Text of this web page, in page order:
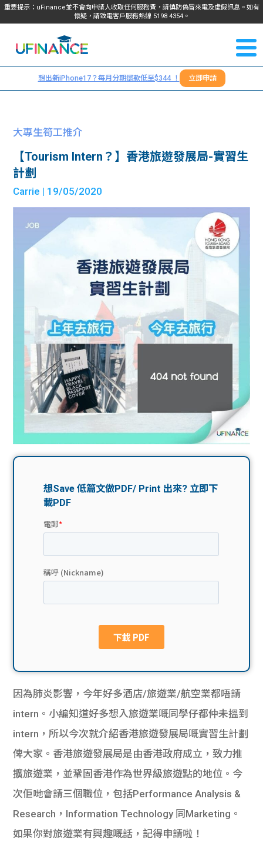
重要提示：uFinance並不會向申請人收取任何服務費，請慎防偽冒來電及虛假訊息。如有
懷疑，請致電客戶服務熱線 5198 4354。
我們
服務
貸款
貸款
計算
機
學生
大學
生學
貸款
網上
私人
貸款
計數
機
資訊
Blog
大專
生筍
工推
Gui
de
ge
校園
Gui
理財
Gui
de
學生
貸款
常見
問題
學生
福利
uFina
nce
校園
贊助
聯絡
我們
們
＋
想出新iPhone17？每月分期還款低至$344 ！ 立即申請
大專生筍工推介
【Tourism Intern？】香港旅遊發展局-實習生
計劃
Carrie | 19/05/2020
因為肺炎影響，今年好多酒店/旅遊業/航空業都唔請
intern。小編知道好多想入旅遊業嘅同學仔都仲未搵到
intern，所以今次就介紹香港旅遊發展局嘅實習生計劃
俾大家。香港旅遊發展局是由香港政府成立，致力推
擴旅遊業，並鞏固香港作為世界級旅遊點的地位。今
次佢哋會請三個職位，包括Performance Analysis &
Research，Information Technology 同Marketing。
如果你對旅遊業有興趣嘅話，記得申請啦！